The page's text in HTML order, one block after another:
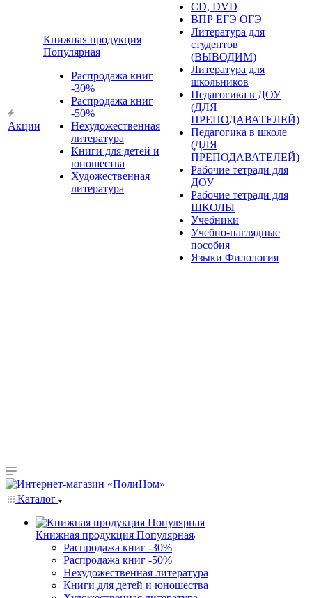
Акции
Книжная продукция
Популярная
Распродажа книг
-30%
Распродажа книг
-50%
Нехудожественная
литература
Книги для детей и
юношества
Художественная
литература
CD, DVD
ВПР ЕГЭ ОГЭ
Литература для
студентов
(ВЫВОДИМ)
Литература для
школьников
Педагогика в ДОУ
(ДЛЯ
ПРЕПОДАВАТЕЛЕЙ)
Педагогика в школе
(ДЛЯ
ПРЕПОДАВАТЕЛЕЙ)
Рабочие тетради для
ДОУ
Рабочие тетради для
ШКОЛЫ
Учебники
Учебно-наглядные
пособия
Языки Филология
Каталог
Книжная продукция Популярная
Распродажа книг -30%
Распродажа книг -50%
Нехудожественная литература
Книги для детей и юношества